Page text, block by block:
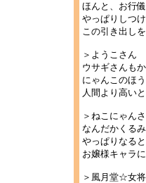
ほんと、お行
やっぱりしつ
この引き出し
＞ようこさん
ウサギさんも
にゃんこのほ
人間より高い
＞ねこにゃん
なんだかくる
やっぱりなる
お嬢様キャラ
＞風月堂☆女